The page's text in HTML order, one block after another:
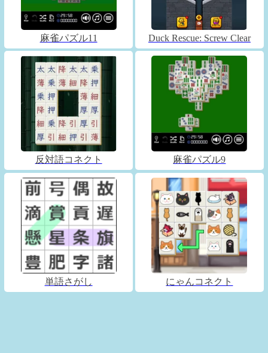
麻雀パズル11 Duck Rescue: Screw Clear
反対語コネクト 麻雀パズル9
単語さがし にゃんコネクト